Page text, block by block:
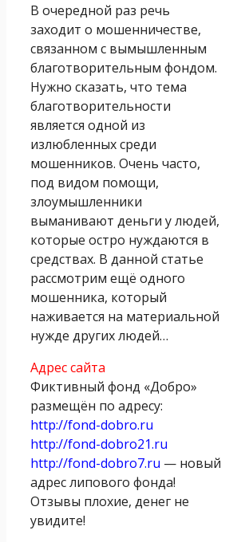
В очередной раз речь
заходит о мошенничестве,
связанном с вымышленным
благотворительным фондом.
Нужно сказать, что тема
благотворительности
является одной из
излюбленных среди
мошенников. Очень часто,
под видом помощи,
злоумышленники
выманивают деньги у людей,
которые остро нуждаются в
средствах. В данной статье
рассмотрим ещё одного
мошенника, который
наживается на материальной
нужде других людей…
Адрес сайта
Фиктивный фонд «Добро»
размещён по адресу:
http://fond-dobro.ru
http://fond-dobro21.ru
http://fond-dobro7.ru — новый
адрес липового фонда!
Отзывы плохие, денег не
увидите!